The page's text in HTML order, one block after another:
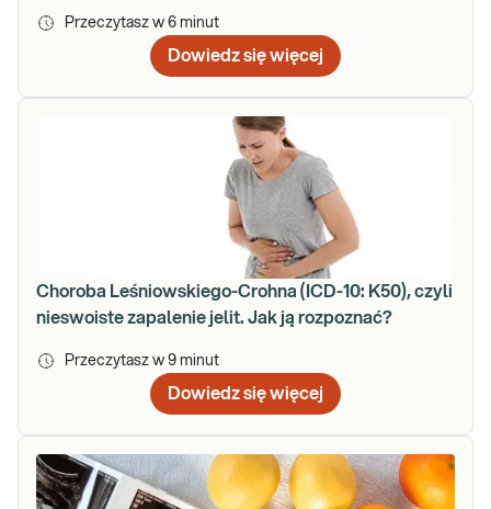
Przeczytasz w 6 minut
Dowiedz się więcej
Choroba Leśniowskiego-Crohna (ICD-10: K50), czyli
nieswoiste zapalenie jelit. Jak ją rozpoznać?
Przeczytasz w 9 minut
Dowiedz się więcej